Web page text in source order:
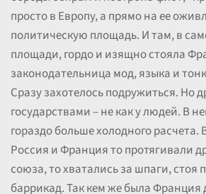
просто в Европу, а прямо на ее
политическую площадь. И там, в
площади, гордо и изящно стояла
законодательница мод, языка и
Сразу захотелось подружиться. Но
государствами – не как у людей. В
гораздо больше холодного расчета.
Россия и Франция то протягивали
союза, то хватались за шпаги, стоя
баррикад. Так кем же была Франция